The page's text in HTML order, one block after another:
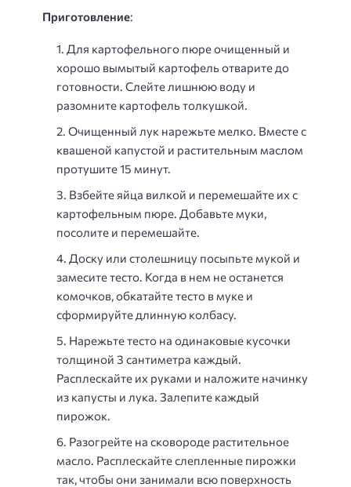
Приготовление:
Для картофельного пюре очищенный и
хорошо вымытый картофель отварите до
готовности. Слейте лишнюю воду и
разомните картофель толкушкой.
Очищенный лук нарежьте мелко. Вместе с
квашеной капустой и растительным маслом
протушите 15 минут.
Взбейте яйца вилкой и перемешайте их с
картофельным пюре. Добавьте муки,
посолите и перемешайте.
Доску или столешницу посыпьте мукой и
замесите тесто. Когда в нем не останется
комочков, обкатайте тесто в муке и
сформируйте длинную колбасу.
Нарежьте тесто на одинаковые кусочки
толщиной 3 сантиметра каждый.
Расплескайте их руками и наложите начинку
из капусты и лука. Залепите каждый
пирожок.
Разогрейте на сковороде растительное
масло. Расплескайте слепленные пирожки
так, чтобы они занимали всю поверхность